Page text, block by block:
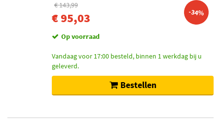
€ 143,99
€ 95,03 -34%
Op voorraad
Vandaag voor 17:00 besteld, binnen 1 werkdag bij u
geleverd.
Bestellen